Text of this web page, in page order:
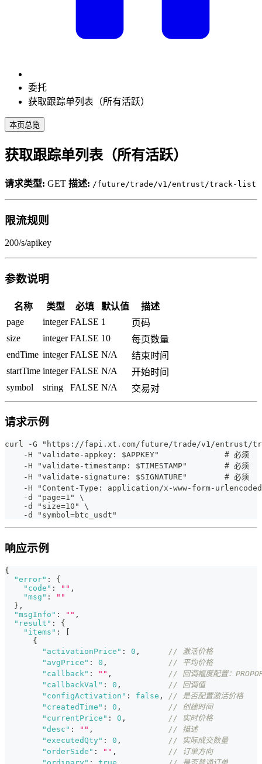
委托
获取跟踪单列表（所有活跃）
本页总览
获取跟踪单列表（所有活跃）
请求类型: GET 描述: /future/trade/v1/entrust/track-list
限流规则
200/s/apikey
参数说明
名称 类型 必填 默认值
描述
page
integer FALSE 1
页码
size
integer FALSE 10
每页数量
endTime integer FALSE N/A
结束时间
startTime integer FALSE N/A
开始时间
symbol
string FALSE N/A 交易对
请求示例
curl -G "https://fapi.xt.com/future/trade/v1/entrust/
    -H "validate-appkey: $APPKEY"              # 必须
    -H "validate-timestamp: $TIMESTAMP"        # 必须
    -H "validate-signature: $SIGNATURE"        # 必须
-H "Content-Type: application/x-www-form-
    -d "page=1" \
    -d "size=10" \
    -d "symbol=btc_usdt"
响应示例
{
"error" :
{
"code" : "" ,
"msg" :
""
} ,
"msgInfo" : "" ,
"result" :
{
"items" :
[
{
"activationPrice" : 0 ,
// 激活价格
"avgPrice" : 0 ,
// 平均价格
"callback" : "" ,
// 回调幅度配置：
"callbackVal" : 0 ,
// 回调值
"configActivation" : false ,
// 是否配置激活价格
"createdTime" : 0 ,
// 创建时间
"currentPrice" : 0 ,
// 实时价格
"desc" : "" ,
// 描述
"executedQty" : 0 ,
// 实际成交数量
"orderSide" : "" ,
// 订单方向